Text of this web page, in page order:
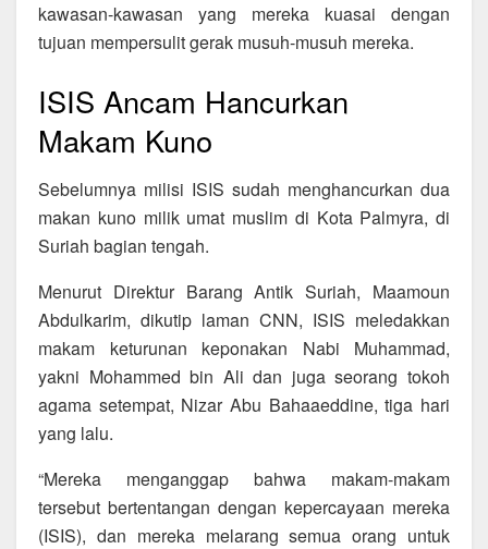
kawasan-kawasan yang mereka kuasai dengan
tujuan mempersulit gerak musuh-musuh mereka.
ISIS Ancam Hancurkan
Makam Kuno
Sebelumnya milisi ISIS sudah menghancurkan dua
makan kuno milik umat muslim di Kota Palmyra, di
Suriah bagian tengah.
Menurut Direktur Barang Antik Suriah, Maamoun
Abdulkarim, dikutip laman CNN, ISIS meledakkan
makam keturunan keponakan Nabi Muhammad,
yakni Mohammed bin Ali dan juga seorang tokoh
agama setempat, Nizar Abu Bahaaeddine, tiga hari
yang lalu.
“Mereka menganggap bahwa makam-makam
tersebut bertentangan dengan kepercayaan mereka
(ISIS), dan mereka melarang semua orang untuk